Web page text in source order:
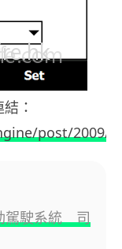
：
post/2009/
駕駛系統 司